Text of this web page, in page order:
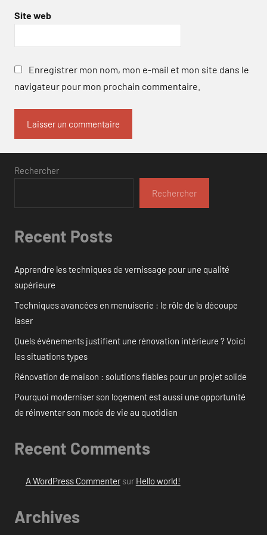
Site web
Enregistrer mon nom, mon e-mail et mon site dans le
navigateur pour mon prochain commentaire.
Rechercher
Rechercher
Recent Posts
Apprendre les techniques de vernissage pour une qualité
supérieure
Techniques avancées en menuiserie : le rôle de la découpe
laser
Quels événements justifient une rénovation intérieure ? Voici
les situations types
Rénovation de maison : solutions fiables pour un projet solide
Pourquoi moderniser son logement est aussi une opportunité
de réinventer son mode de vie au quotidien
Recent Comments
A WordPress Commentersur Hello world!
Archives